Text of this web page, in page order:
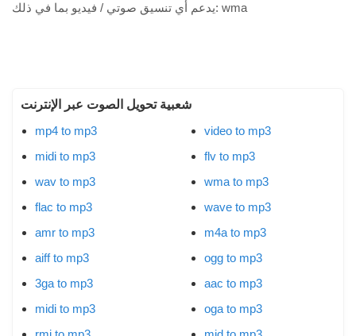
يدعم أي تنسيق صوتي / فيديو بما في ذلك: wma
شعبية تحويل الصوت عبر الإنترنت
mp4 to mp3
midi to mp3
wav to mp3
flac to mp3
amr to mp3
aiff to mp3
3ga to mp3
midi to mp3
video to mp3
flv to mp3
wma to mp3
wave to mp3
m4a to mp3
ogg to mp3
aac to mp3
oga to mp3